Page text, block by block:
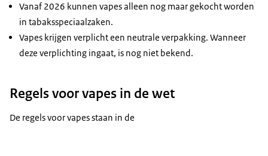
Vanaf 2026 kunnen vapes alleen nog maar gekocht worden
in tabaksspeciaalzaken.
Vapes krijgen verplicht een neutrale verpakking. Wanneer
deze verplichting ingaat, is nog niet bekend.
Regels voor vapes in de wet
De regels voor vapes staan in de